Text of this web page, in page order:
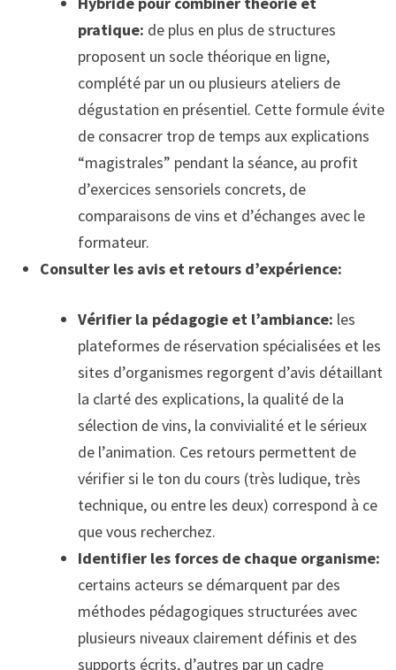
pratique: de plus en plus de structures
proposent un socle théorique en ligne,
complété par un ou plusieurs ateliers de
dégustation en présentiel. Cette formule évite
de consacrer trop de temps aux explications
“magistrales” pendant la séance, au profit
d’exercices sensoriels concrets, de
comparaisons de vins et d’échanges avec le
formateur.
Consulter les avis et retours d’expérience:
Vérifier la pédagogie et l’ambiance: les
plateformes de réservation spécialisées et les
sites d’organismes regorgent d’avis détaillant
la clarté des explications, la qualité de la
sélection de vins, la convivialité et le sérieux
de l’animation. Ces retours permettent de
vérifier si le ton du cours (très ludique, très
technique, ou entre les deux) correspond à ce
que vous recherchez.
Identifier les forces de chaque organisme:
certains acteurs se démarquent par des
méthodes pédagogiques structurées avec
plusieurs niveaux clairement définis et des
supports écrits, d’autres par un cadre